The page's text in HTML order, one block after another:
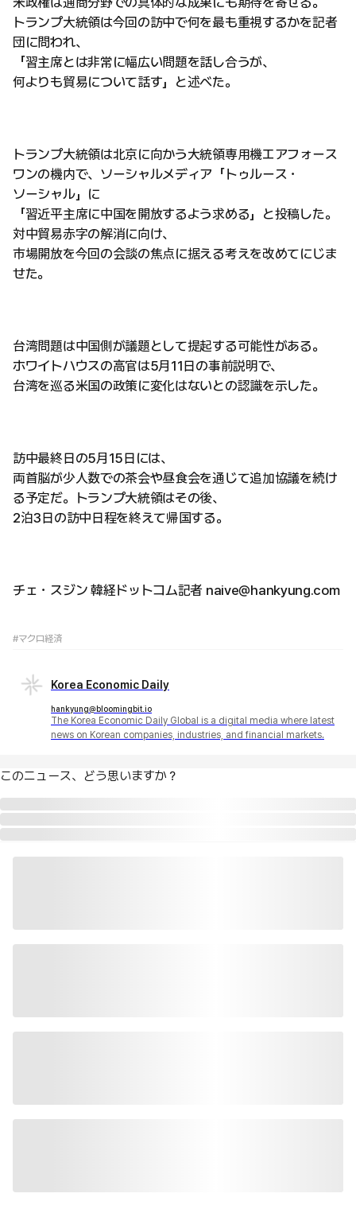
トランプ大統領は今回の訪中で何を最も重視するかを記者
団に問われ、
「習主席とは非常に幅広い問題を話し合うが、
何よりも貿易について話す」と述べた。
トランプ大統領は北京に向かう大統領専用機エアフォース
ワンの機内で、ソーシャルメディア「トゥルース・
ソーシャル」に
「習近平主席に中国を開放するよう求める」と投稿した。
対中貿易赤字の解消に向け、
市場開放を今回の会談の焦点に据える考えを改めてにじま
せた。
台湾問題は中国側が議題として提起する可能性がある。
ホワイトハウスの高官は5月11日の事前説明で、
台湾を巡る米国の政策に変化はないとの認識を示した。
訪中最終日の5月15日には、
両首脳が少人数での茶会や昼食会を通じて追加協議を続け
る予定だ。トランプ大統領はその後、
2泊3日の訪中日程を終えて帰国する。
チェ・スジン 韓経ドットコム記者 naive@hankyung.com
#マクロ経済
Korea Economic Daily
hankyung@bloomingbit.io
The Korea Economic Daily Global is a digital media where latest
news on Korean companies, industries, and financial markets.
このニュース、どう思いますか？